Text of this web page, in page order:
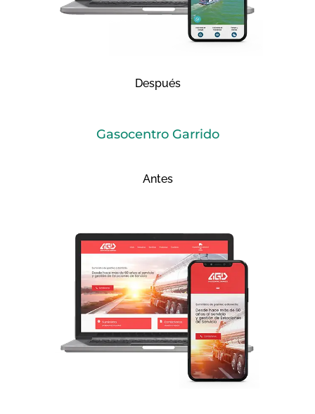
Después
Gasocentro Garrido
Antes